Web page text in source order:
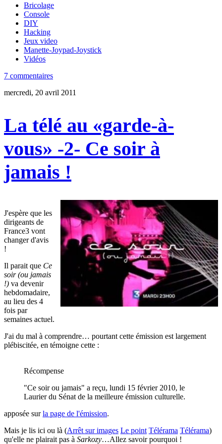
Bricolage
Console
DIY
Hacking
Jeux video
Manette-Joypad-Joystick
Vidéos
7 commentaires
mercredi, 20 avril 2011
La télé au «garde-à-
vous» -2- Ce soir à
jamais !
J'espère que les
dirigeants de
France3 vont
changer d'avis
!
Il parait que Ce
soir (ou jamais
!) va devenir
hebdomadaire,
au lieu des 4
fois par
semaines actuel.
J'ai du mal à comprendre… pourtant cette émission est largement
plébiscitée, en témoigne cette :
Récompense
"Ce soir ou jamais" a reçu, lundi 15 février 2010, le
Laurier du Sénat de la meilleure émission culturelle.
apposée surla page de l'émission.
Mais je lis ici ou là (Arrêt sur images Le point Télérama Télérama)
qu'elle ne plairait pas à Sarkozy…Allez savoir pourquoi !